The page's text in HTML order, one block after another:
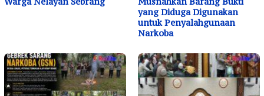
yang Diduga Digunakan
untuk Penyalahgunaan
Narkoba